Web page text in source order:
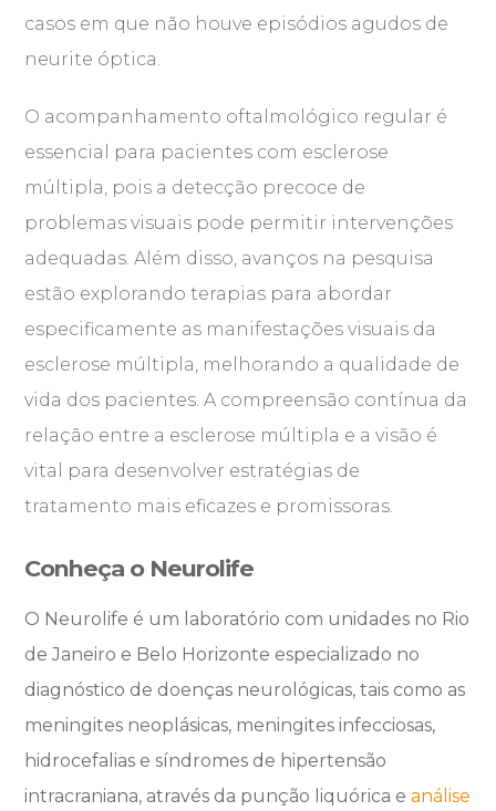
casos em que não houve episódios agudos de
neurite óptica.
O acompanhamento oftalmológico regular é
essencial para pacientes com esclerose
múltipla, pois a detecção precoce de
problemas visuais pode permitir intervenções
adequadas. Além disso, avanços na pesquisa
estão explorando terapias para abordar
especificamente as manifestações visuais da
esclerose múltipla, melhorando a qualidade de
vida dos pacientes. A compreensão contínua da
relação entre a esclerose múltipla e a visão é
vital para desenvolver estratégias de
tratamento mais eficazes e promissoras.
Conheça o Neurolife
O Neurolife é um laboratório com unidades no Rio
de Janeiro e Belo Horizonte especializado no
diagnóstico de doenças neurológicas, tais como as
meningites neoplásicas, meningites infecciosas,
hidrocefalias e síndromes de hipertensão
intracraniana, através da punção liquórica eanálise